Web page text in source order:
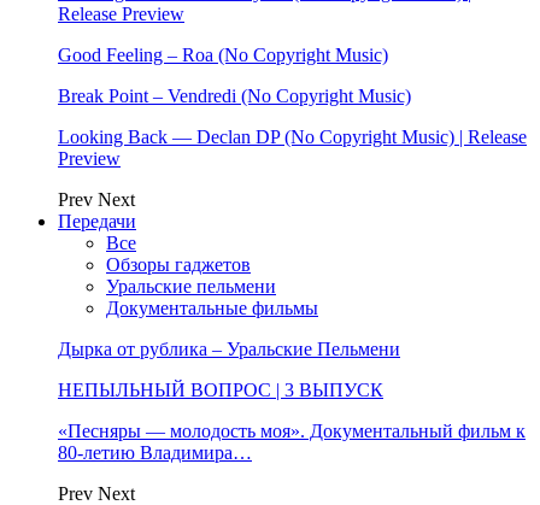
Release Preview
Good Feeling – Roa (No Copyright Music)
Break Point – Vendredi (No Copyright Music)
Looking Back — Declan DP (No Copyright Music) | Release
Preview
Prev Next
Передачи
Все
Обзоры гаджетов
Уральские пельмени
Документальные фильмы
Дырка от рублика – Уральские Пельмени
НЕПЫЛЬНЫЙ ВОПРОС | 3 ВЫПУСК
«Песняры — молодость моя». Документальный фильм к
80-летию Владимира…
Prev Next